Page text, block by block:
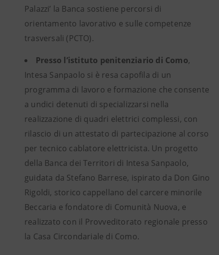
Palazzi’ la Banca sostiene percorsi di
orientamento lavorativo e sulle competenze
trasversali (PCTO).
Presso l’istituto penitenziario di Como,
Intesa Sanpaolo si è resa capofila di un
programma di lavoro e formazione che consente
a undici detenuti di specializzarsi nella
realizzazione di quadri elettrici complessi, con
rilascio di un attestato di partecipazione al corso
per tecnico cablatore elettricista. Un progetto
della Banca dei Territori di Intesa Sanpaolo,
guidata da Stefano Barrese, ispirato da Don Gino
Rigoldi, storico cappellano del carcere minorile
Beccaria e fondatore di Comunità Nuova, e
realizzato con il Provveditorato regionale presso
la Casa Circondariale di Como.